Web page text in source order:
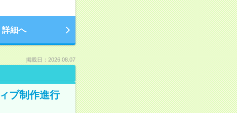
詳細へ
掲載日：2026.08.07
ブ制作進行